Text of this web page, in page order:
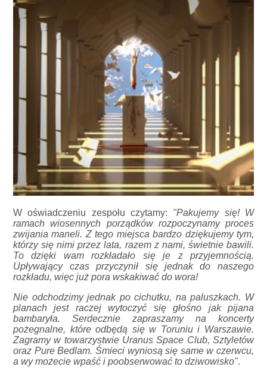
W oświadczeniu zespołu czytamy: "Pakujemy się! W
ramach wiosennych porządków rozpoczynamy proces
zwijania maneli. Z tego miejsca bardzo dziękujemy tym,
którzy się nimi przez lata, razem z nami, świetnie bawili.
To dzięki wam rozkładało się je z przyjemnością.
Upływający czas przyczynił się jednak do naszego
rozkładu, więc już pora wskakiwać do wora!
Nie odchodzimy jednak po cichutku, na paluszkach. W
planach jest raczej wytoczyć się głośno jak pijana
bambaryła. Serdecznie zapraszamy na koncerty
pożegnalne, które odbędą się w Toruniu i Warszawie.
Zagramy w towarzystwie Uranus Space Club, Sztyletów
oraz Pure Bedlam. Śmieci wyniosą się same w czerwcu,
a wy możecie wpaść i poobserwować to dziwowisko".